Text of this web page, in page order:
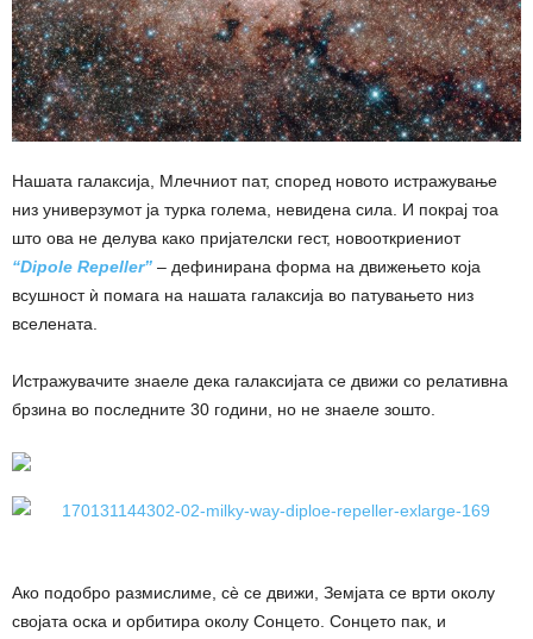
Нашата галаксија, Млечниот пат, според новото истражување
низ универзумот ја турка голема, невидена сила. И покрај тоа
што ова не делува како пријателски гест, новооткриениот
“Dipole Repeller” – дефинирана форма на движењето која
всушност ѝ помага на нашата галаксија во патувањето низ
вселената.
Истражувачите знаеле дека галаксијата се движи со релативна
брзина во последните 30 години, но не знаеле зошто.
Ако подобро размислиме, сè се движи, Земјата се врти околу
својата оска и орбитира околу Сонцето. Сонцето пак, и